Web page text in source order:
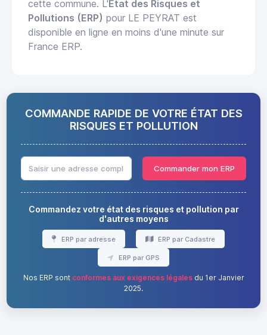
cette commune. L'État des Risques et
Pollutions (ERP) pour LE PEYRAT est
disponible en ligne en moins d'une minute sur
France ERP.
COMMANDE RAPIDE DE VOTRE ÉTAT DES
RISQUES ET POLLUTION
Commander mon ERP
Commandez votre état des risques et pollution par
d'autres moyens
ERP par adresse ERP par Cadastre
ERP par GPS
Nos ERP sont conformes aux exigences légalesdu 1er Janvier
2025.